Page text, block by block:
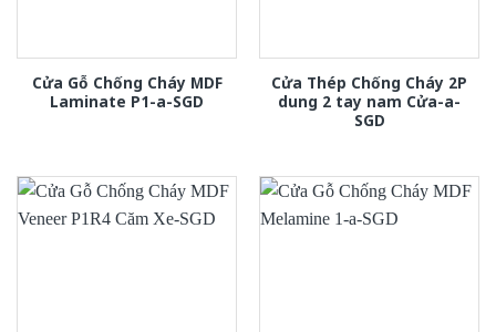
Cửa Gỗ Chống Cháy MDF
Laminate P1-a-SGD
Cửa Thép Chống Cháy 2P
dung 2 tay nam Cửa-a-
SGD